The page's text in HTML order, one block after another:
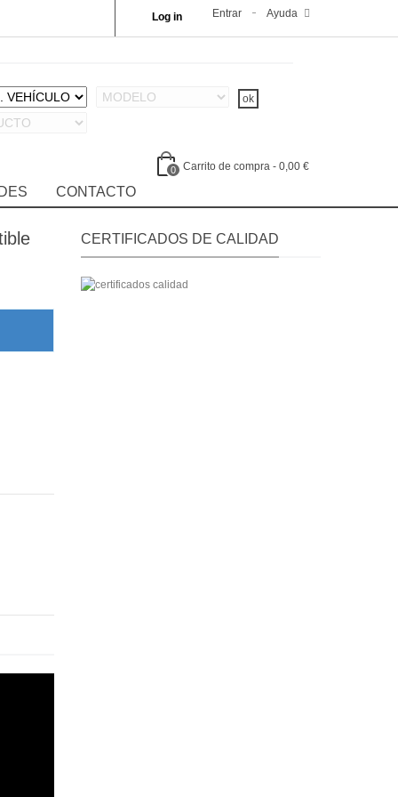
Ayuda
Entrar
Log in
0 Carrito de compra - 0,00 €
CONTACTO
CERTIFICADOS DE CALIDAD